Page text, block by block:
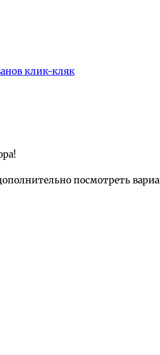
клик-кляк
посмотреть